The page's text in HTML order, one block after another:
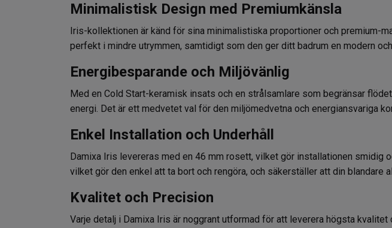
Minimalistisk Design med Premiumkänsla
Iris-kollektionen är känd för sina minimalistiska proportioner och premium-
perfekt i mindre utrymmen, samtidigt som den ger ditt badrum en modern
Energibesparande och Miljövänlig
Med en Cold Start-keramisk insats och en strålsamlare som begränsar
energi. Det är ett medvetet val för den miljömedvetna och energiansvariga
Enkel Installation och Underhåll
Damixa Iris levereras med en 46 mm rosett, vilket gör installationen smidig
vilket gör den enkel att ta bort och rengöra, och säkerställer att din blandare
Kvalitet och Precision
Varje detalj i Damixa Iris är noggrant utformad för att leverera högsta